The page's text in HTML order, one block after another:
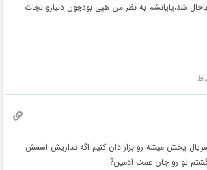
شد،پایانشم به نظر من هپی بودچون دنیارو نجات
پخش میشه رو بزار دان کنیم اگه نداریش اسمش
تو رو جان عمت ادمین?